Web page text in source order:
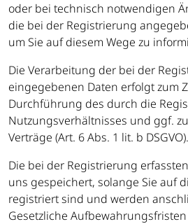
oder bei technisch notwendigen
die bei der Registrierung
um Sie auf diesem Wege zu
Die Verarbeitung der bei der
eingegebenen Daten erfolgt zum
Durchführung des durch die
Nutzungsverhältnisses und ggf.
Verträge (Art. 6 Abs. 1 lit. b DSGVO).
Die bei der Registrierung
uns gespeichert, solange Sie auf
registriert sind und werden
Gesetzliche